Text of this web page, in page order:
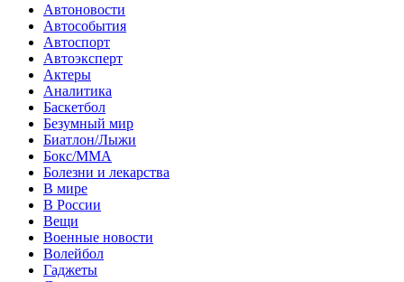
Автоновости
Автособытия
Автоспорт
Автоэксперт
Актеры
Аналитика
Баскетбол
Безумный мир
Биатлон/Лыжи
Бокс/MMA
Болезни и лекарства
В мире
В России
Вещи
Военные новости
Волейбол
Гаджеты